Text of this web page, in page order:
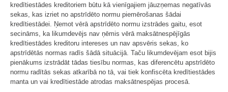
kredītiestādes kreditoriem būtu kā vienīgajiem jāuzņemas negatīvās
sekas, kas izriet no apstrīdēto normu piemērošanas šādai
kredītiestādei. Ņemot vērā apstrīdēto normu izstrādes gaitu, esot
secināms, ka likumdevējs nav ņēmis vērā maksātnespējīgās
kredītiestādes kreditoru intereses un nav apsvēris sekas, ko
apstrīdētās normas radīs šādā situācijā. Taču likumdevējam esot bijis
pienākums izstrādāt tādas tiesību normas, kas diferencētu apstrīdēto
normu radītās sekas atkarībā no tā, vai tiek konfiscēta kredītiestādes
manta un vai kredītiestāde atrodas maksātnespējas procesā.